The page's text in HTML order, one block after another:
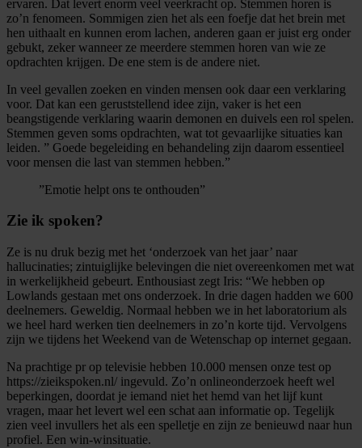
ervaren. Dat levert enorm veel veerkracht op. Stemmen horen is
zo’n fenomeen. Sommigen zien het als een foefje dat het brein met
hen uithaalt en kunnen erom lachen, anderen gaan er juist erg onder
gebukt, zeker wanneer ze meerdere stemmen horen van wie ze
opdrachten krijgen. De ene stem is de andere niet.
In veel gevallen zoeken en vinden mensen ook daar een verklaring
voor. Dat kan een geruststellend idee zijn, vaker is het een
beangstigende verklaring waarin demonen en duivels een rol spelen.
Stemmen geven soms opdrachten, wat tot gevaarlijke situaties kan
leiden. ” Goede begeleiding en behandeling zijn daarom essentieel
voor mensen die last van stemmen hebben.”
”Emotie helpt ons te onthouden”
Zie ik spoken?
Ze is nu druk bezig met het ‘onderzoek van het jaar’ naar
hallucinaties; zintuiglijke belevingen die niet overeenkomen met wat
in werkelijkheid gebeurt. Enthousiast zegt Iris: “We hebben op
Lowlands gestaan met ons onderzoek. In drie dagen hadden we 600
deelnemers. Geweldig. Normaal hebben we in het laboratorium als
we heel hard werken tien deelnemers in zo’n korte tijd. Vervolgens
zijn we tijdens het Weekend van de Wetenschap op internet gegaan.
Na prachtige pr op televisie hebben 10.000 mensen onze test op
https://zieikspoken.nl/ ingevuld. Zo’n onlineonderzoek heeft wel
beperkingen, doordat je iemand niet het hemd van het lijf kunt
vragen, maar het levert wel een schat aan informatie op. Tegelijk
zien veel invullers het als een spelletje en zijn ze benieuwd naar hun
profiel. Een win-winsituatie.